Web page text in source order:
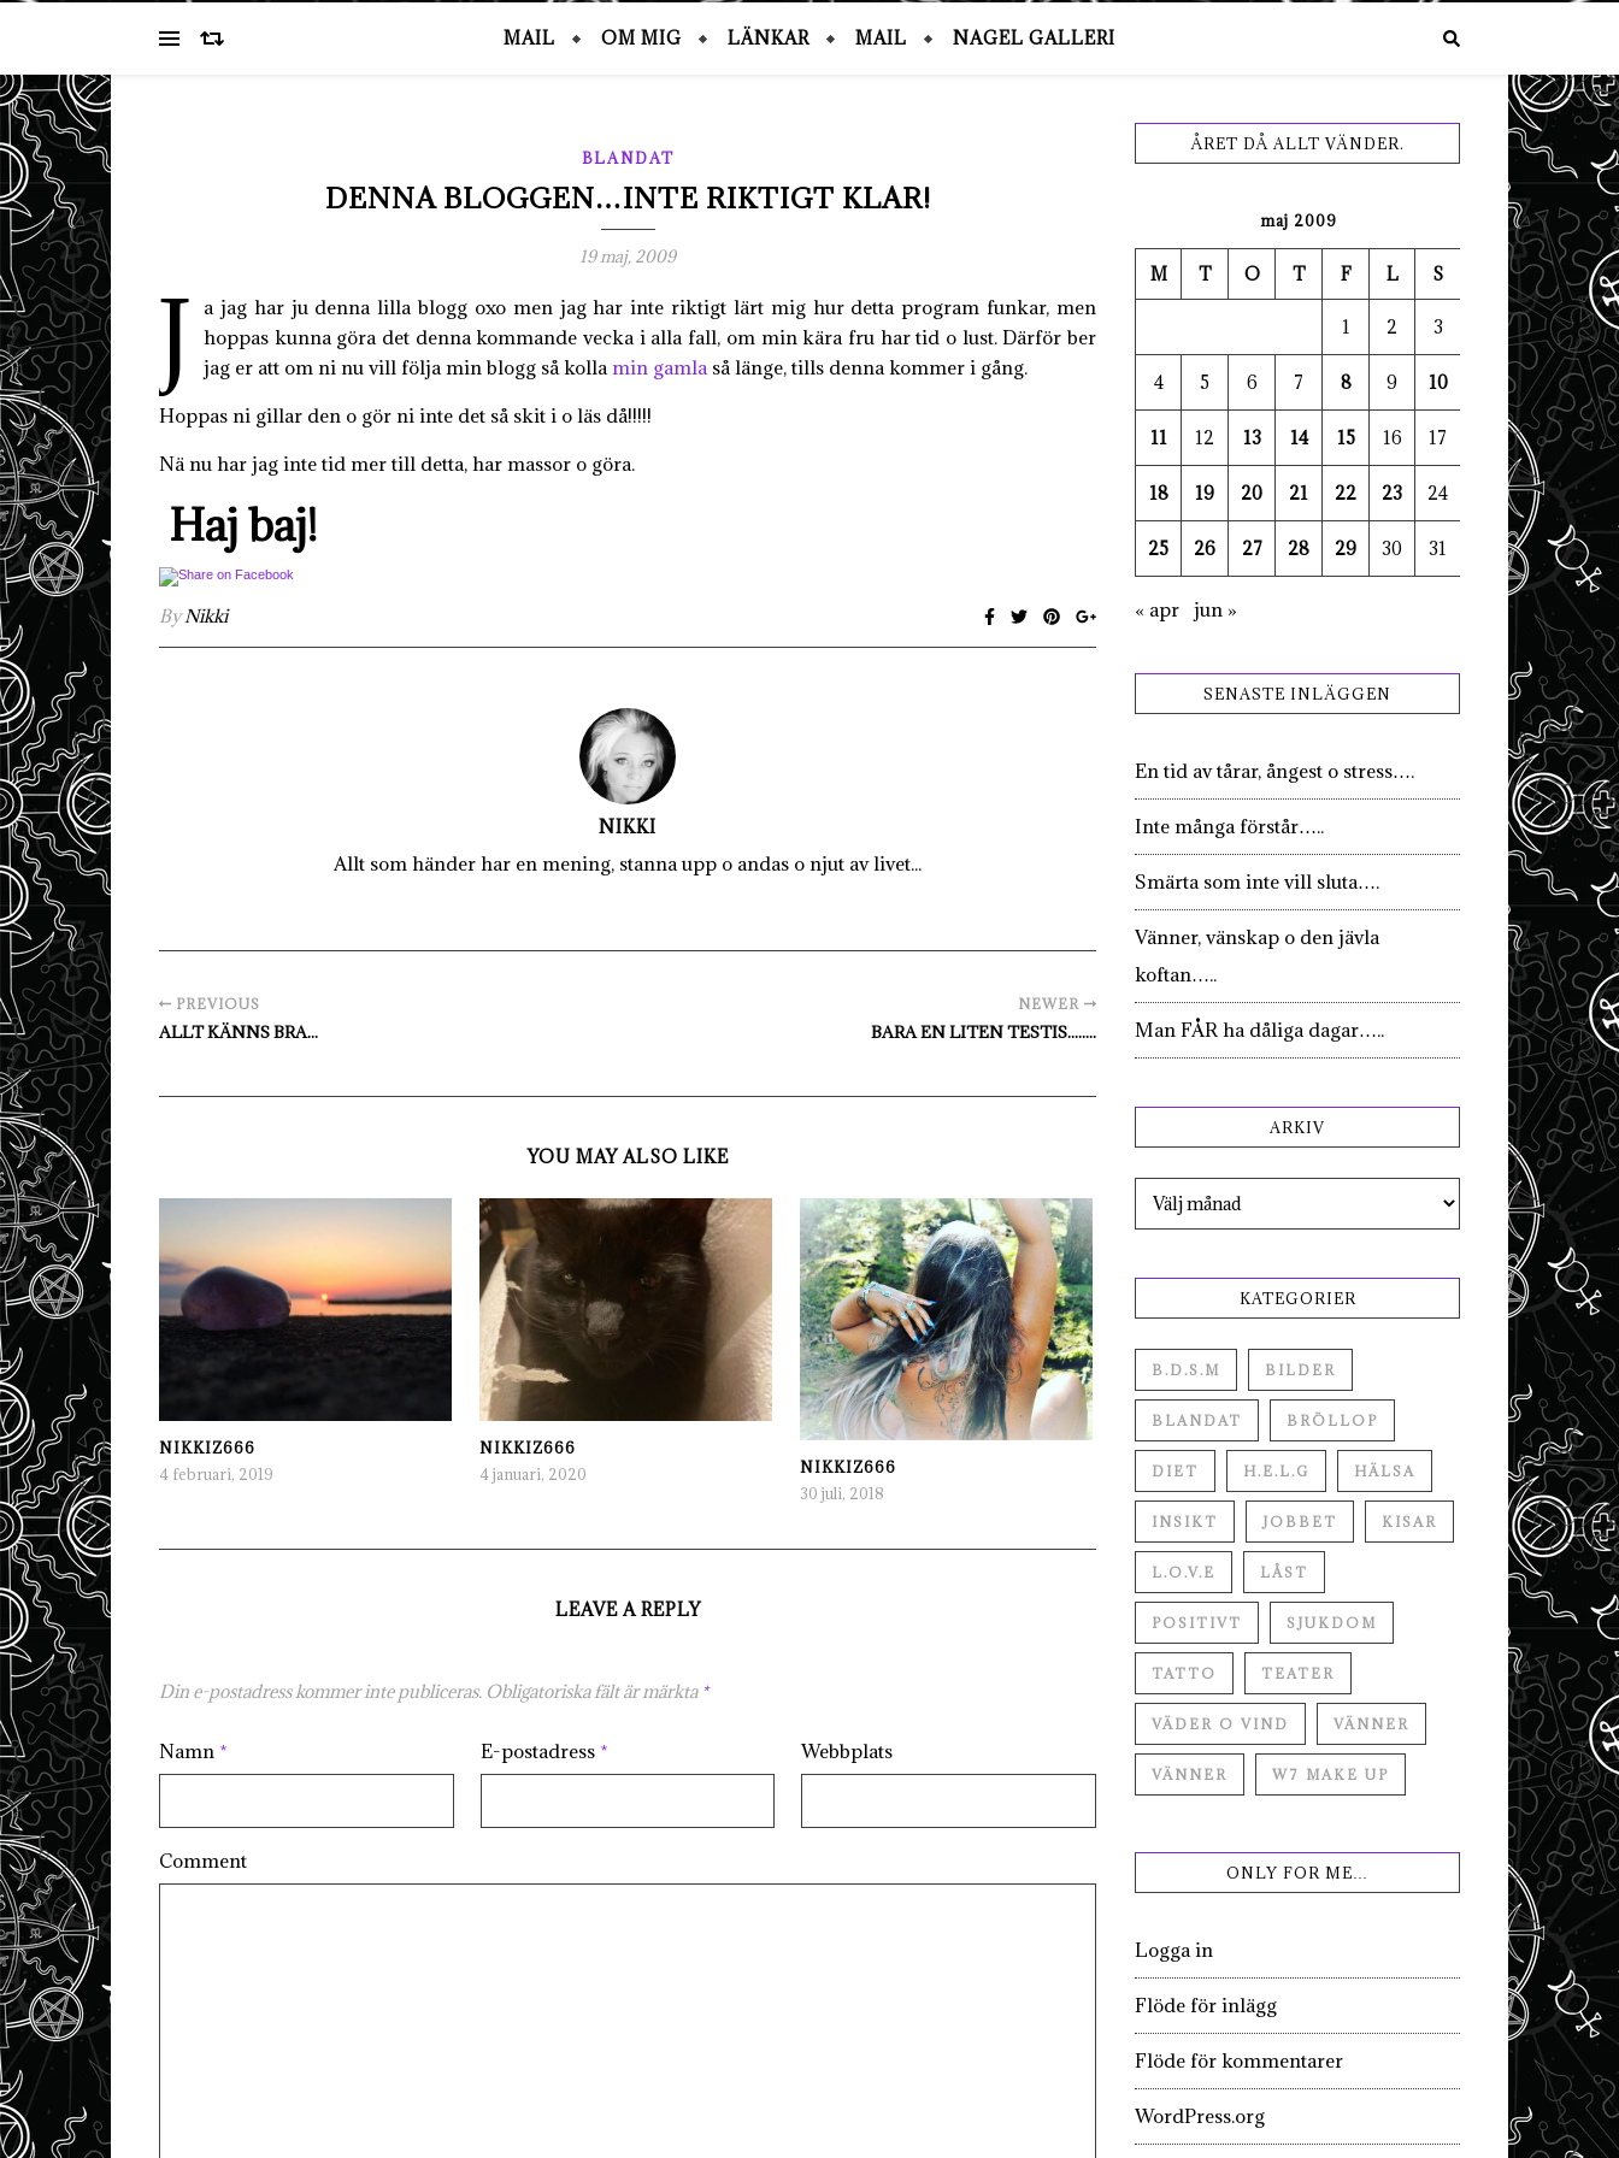
MAIL OM MIG LÄNKAR MAIL NAGEL GALLERI
BLANDAT
DENNA BLOGGEN…INTE RIKTIGT KLAR!
19 maj, 2009
J
a jag har ju denna lilla blogg oxo men jag har inte riktigt lärt mig hur detta program funkar, men
hoppas kunna göra det denna kommande vecka i alla fall, om min kära fru har tid o lust. Därför ber
jag er att om ni nu vill följa min blogg så kollamin gamla så länge, tills denna kommer i gång.
Hoppas ni gillar den o gör ni inte det så skit i o läs då!!!!!
Nä nu har jag inte tid mer till detta, har massor o göra.
Haj baj!
ByNikki
NIKKI
Allt som händer har en mening, stanna upp o andas o njut av livet...
PREVIOUS
ALLT KÄNNS BRA...
NEWER
BARA EN LITEN TESTIS........
YOU MAY ALSO LIKE
NIKKIZ666
4 februari, 2019
NIKKIZ666
4 januari, 2020
NIKKIZ666
30 juli, 2018
LEAVE A REPLY
Din e-postadress kommer inte publiceras. Obligatoriska fält är märkta *
Namn * E-postadress * Webbplats
Comment
ÅRET DÅ ALLT VÄNDER.
maj 2009
M T O T F L S
1 2 3
4 5 6 7 8 9 10
11 12 13 14 15 16 17
18 19 20 21 22 23 24
25 26 27 28 29 30 31
« apr jun »
SENASTE INLÄGGEN
En tid av tårar, ångest o stress….
Inte många förstår…..
Smärta som inte vill sluta….
Vänner, vänskap o den jävla
koftan…..
Man FÅR ha dåliga dagar…..
ARKIV
Arkiv
KATEGORIER
B.D.S.M BILDER
BLANDAT BRÖLLOP
DIET H.E.L.G HÄLSA
INSIKT JOBBET KISAR
L.O.V.E LÅST
POSITIVT SJUKDOM
TATTO TEATER
VÄDER O VIND VÄNNER
VÄNNER W7 MAKE UP
ONLY FOR ME…
Logga in
Flöde för inlägg
Flöde för kommentarer
WordPress.org